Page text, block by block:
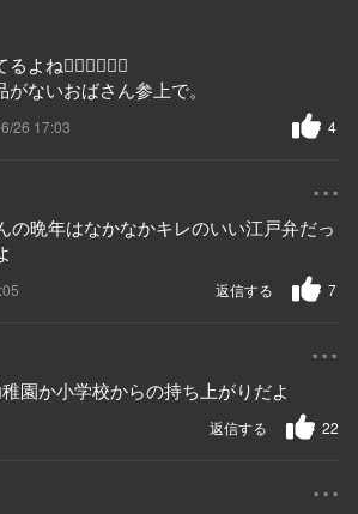
よね😮‍💨😮‍💨😮‍💨
がないおばさん参上で。
26 17:03 4
...
の晩年はなかなかキレのいい江戸弁だっ
7
返信する
...
園か小学校からの持ち上がりだよ
22
返信する
...